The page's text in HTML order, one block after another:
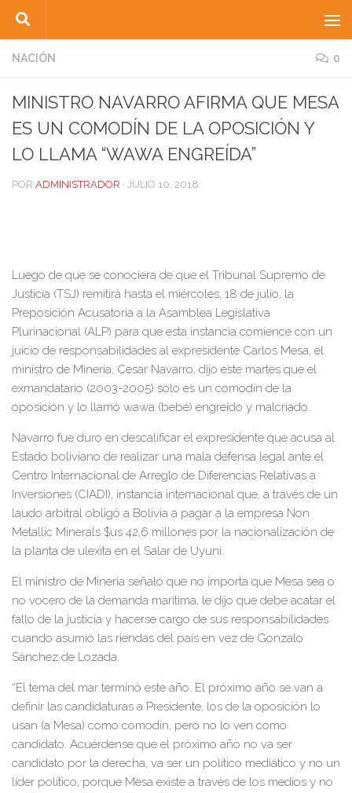
Saltar al contenido
NACIÓN 0
MINISTRO NAVARRO AFIRMA QUE MESA
ES UN COMODÍN DE LA OPOSICIÓN Y
LO LLAMA “WAWA ENGREÍDA”
POR ADMINISTRADOR · JULIO 10, 2018
Luego de que se conociera de que el Tribunal Supremo de
Justicia (TSJ) remitirá hasta el miércoles, 18 de julio, la
Preposición Acusatoria a la Asamblea Legislativa
Plurinacional (ALP) para que esta instancia comience con un
juicio de responsabilidades al expresidente Carlos Mesa, el
ministro de Minería, Cesar Navarro, dijo este martes que el
exmandatario (2003-2005) sólo es un comodín de la
oposición y lo llamó wawa (bebé) engreído y malcriado.
Navarro fue duro en descalificar el expresidente que acusa al
Estado boliviano de realizar una mala defensa legal ante el
Centro Internacional de Arreglo de Diferencias Relativas a
Inversiones (CIADI), instancia internacional que, a través de un
laudo arbitral obligó a Bolivia a pagar a la empresa Non
Metallic Minerals $us 42,6 millones por la nacionalización de
la planta de ulexita en el Salar de Uyuni.
El ministro de Minería señaló que no importa que Mesa sea o
no vocero de la demanda marítima, le dijo que debe acatar el
fallo de la justicia y hacerse cargo de sus responsabilidades
cuando asumió las riendas del país en vez de Gonzalo
Sánchez de Lozada.
“El tema del mar terminó este año. El próximo año se van a
definir las candidaturas a Presidente, los de la oposición lo
usan (a Mesa) como comodín, pero no lo ven como
candidato. Acuérdense que el próximo año no va ser
candidato por la derecha, va ser un político mediático y no un
líder político, porque Mesa existe a través de los medios y no